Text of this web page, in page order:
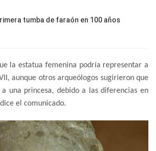
tumba de faraón en 100 años
la estatua femenina podría representar a
aunque otros arqueólogos sugirieron que
una princesa, debido a las diferencias en
el comunicado.